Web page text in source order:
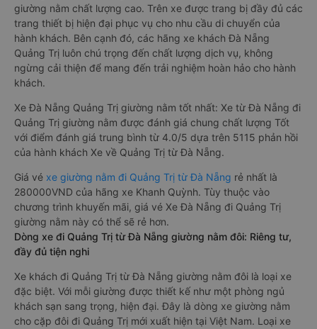
giường nằm chất lượng cao. Trên xe được trang bị đầy đủ các
trang thiết bị hiện đại phục vụ cho nhu cầu di chuyển của
hành khách. Bên cạnh đó, các hãng xe khách Đà Nẵng
Quảng Trị luôn chú trọng đến chất lượng dịch vụ, không
ngừng cải thiện để mang đến trải nghiệm hoàn hảo cho hành
khách.
Xe Đà Nẵng Quảng Trị giường nằm tốt nhất: Xe từ Đà Nẵng đi
Quảng Trị giường nằm được đánh giá chung chất lượng Tốt
với điểm đánh giá trung bình từ 4.0/5 dựa trên 5115 phản hồi
của hành khách Xe về Quảng Trị từ Đà Nẵng.
Giá vé xe giường nằm đi Quảng Trị từ Đà Nẵng rẻ nhất là
280000VND của hãng xe Khanh Quỳnh. Tùy thuộc vào
chương trình khuyến mãi, giá vé Xe Đà Nẵng đi Quảng Trị
giường nằm này có thể sẽ rẻ hơn.
Dòng xe đi Quảng Trị từ Đà Nẵng giường nằm đôi: Riêng tư,
đầy đủ tiện nghi
Xe khách đi Quảng Trị từ Đà Nẵng giường nằm đôi là loại xe
đặc biệt. Với mỗi giường được thiết kế như một phòng ngủ
khách sạn sang trọng, hiện đại. Đây là dòng xe giường nằm
cho cặp đôi đi Quảng Trị mới xuất hiện tại Việt Nam. Loại xe